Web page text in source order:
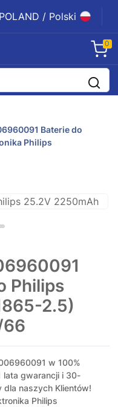
POLAND / Polski
0
Baterie do
Philips
Philips
2.5)
66
w 100%
lata gwarancji i 30-
naszych Klientów!
Philips